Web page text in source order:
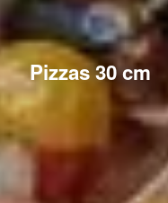
Pizzas 30 cm